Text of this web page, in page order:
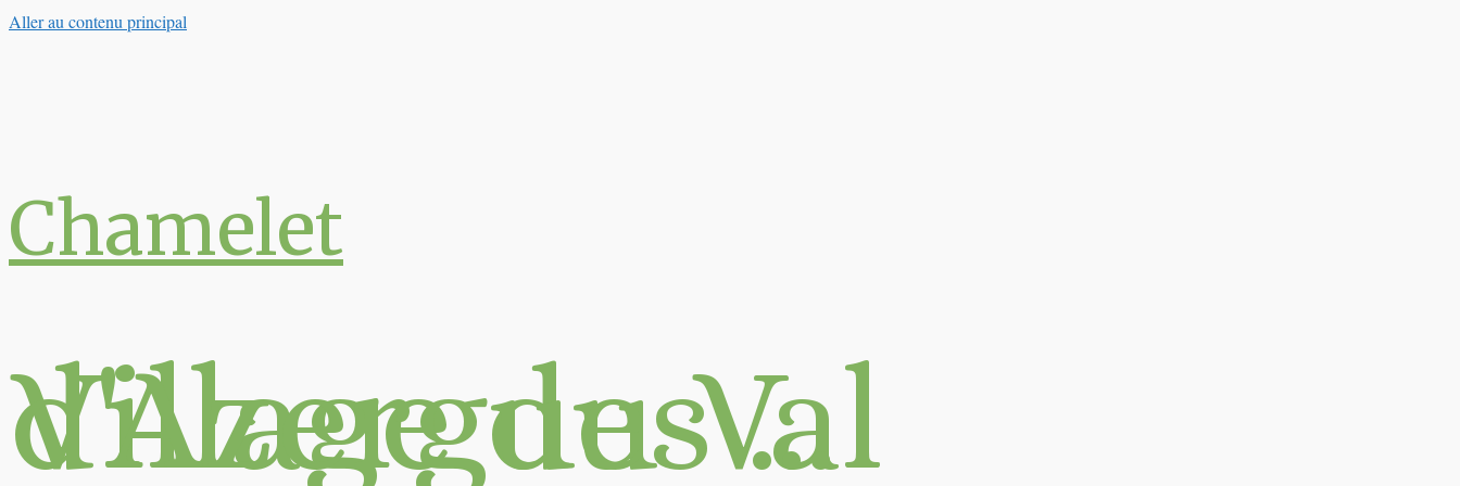
Aller au contenu principal
Chamelet
Village du Val d'Azergues …